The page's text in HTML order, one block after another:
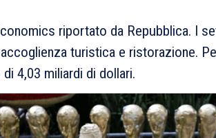
riportato da Repubblica. I
turistica e ristorazione.
4,03 miliardi di dollari.